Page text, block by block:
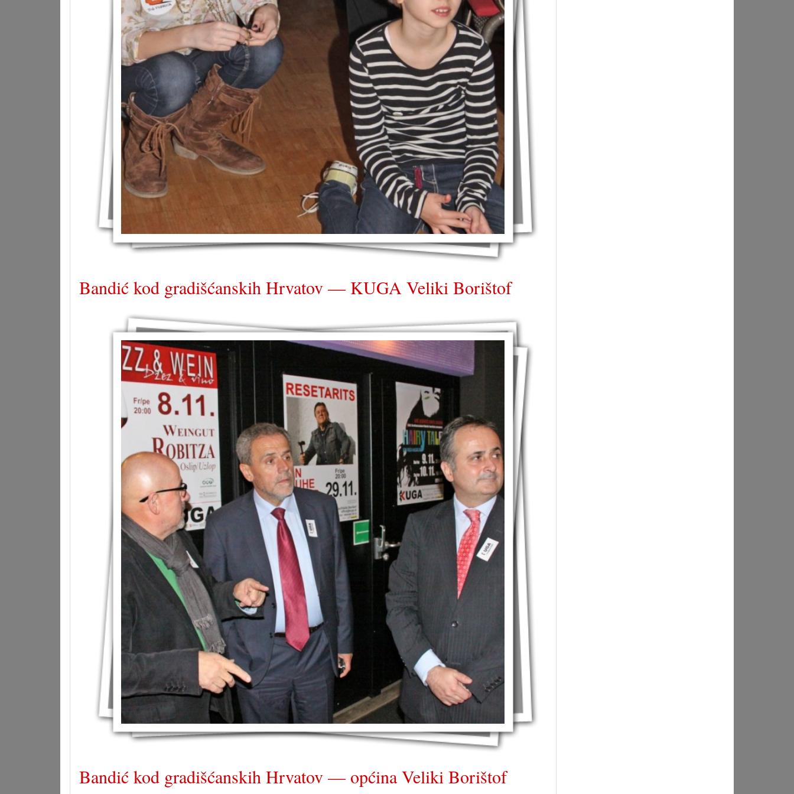
Bandić kod gradišćanskih Hrvatov — KUGA Veliki Borištof
Bandić kod gradišćanskih Hrvatov — općina Veliki Borištof